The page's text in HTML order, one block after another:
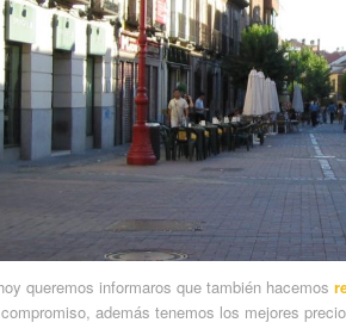
queremos informaros que también hacemos
además tenemos los mejores